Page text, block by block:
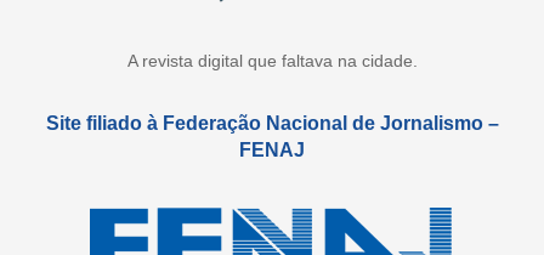
A revista digital que faltava na cidade.
Site filiado à Federação Nacional de Jornalismo –
FENAJ